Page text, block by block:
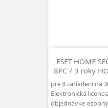
ESET HOME
8PC / 3 roky
pre 8 zariadení na
Elektronická
objednávke